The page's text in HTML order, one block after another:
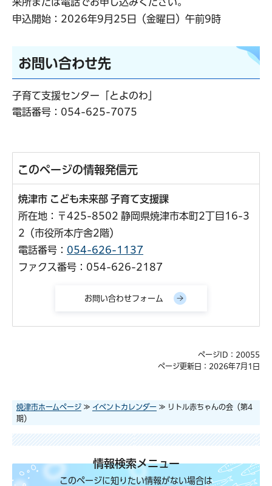
申込開始：2026年9月25日（金曜日）午前9時
お問い合わせ先
子育て支援センター「とよのわ」
電話番号： 054-625-7075
このページの情報発信元
焼津市 こども未来部 子育て支援課
所在地：〒425-8502 静岡県焼津市本町2丁目16-3
2（市役所本庁舎2階）
電話番号： 054-626-1137
ファクス番号：054-626-2187
ページID：20055
ページ更新日：2026年7月1日
焼津市ホームページ ≫ イベントカレンダー ≫ リトル赤ちゃんの会（第4
期）
情報検索メニュー
このページに知りたい情報がない場合は